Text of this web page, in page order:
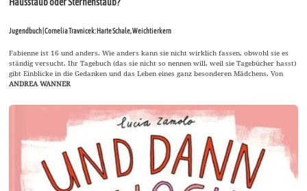
Jugendbuch | Cornelia Travnicek: Harte Schale, Weichtierkern
Fabienne ist 16 und anders. Wie anders kann sie nicht wirklich fassen, obwohl sie es
ständig versucht. Ihr Tagebuch (das sie nicht so nennen will, weil sie Tagebücher hasst)
gibt Einblicke in die Gedanken und das Leben eines ganz besonderen Mädchens. Von
ANDREA WANNER